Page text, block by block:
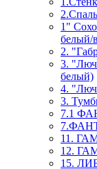
1"
белый/
2.
3.
белый)
4.
3.
7.1
11.
12.
15.